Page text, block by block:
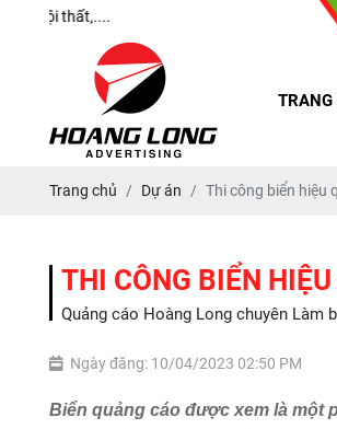
Quảng
TRANG
Trang chủ Dự án Thi công biển hiệu
THI CÔNG BIỂN
Quảng cáo Hoàng Long chuyên Làm
Ngày đăng: 10/04/2023 02:50 PM
Biển quảng cáo được xem là một